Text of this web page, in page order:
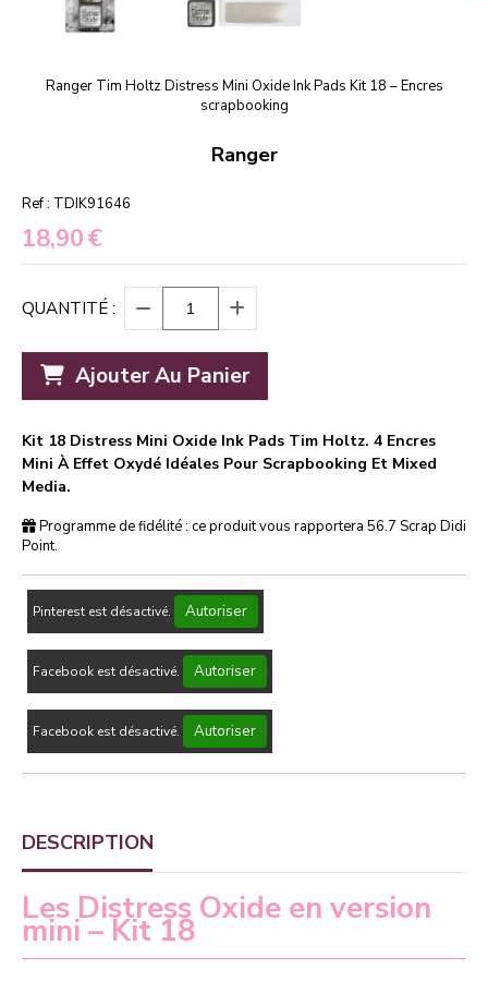
Ranger Tim Holtz Distress Mini Oxide Ink Pads Kit 18 – Encres
scrapbooking
Ranger
Ref : TDIK91646
18,90€
QUANTITÉ :
Ajouter Au Panier
Kit 18 Distress Mini Oxide Ink Pads Tim Holtz. 4 Encres
Mini À Effet Oxydé Idéales Pour Scrapbooking Et Mixed
Media.
Programme de fidélité : ce produit vous rapportera 56.7 Scrap Didi
Point.
Pinterest est désactivé. Autoriser
Facebook est désactivé. Autoriser
Facebook est désactivé. Autoriser
DESCRIPTION
Les Distress Oxide en version
mini – Kit 18